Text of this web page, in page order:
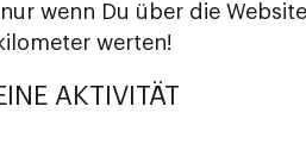
nur wenn Du über die
werten!
AKTIVITÄT